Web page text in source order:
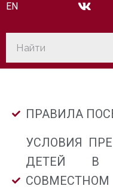
EN
ПРАВИЛА
УСЛОВИЯ
ДЕТЕЙ В